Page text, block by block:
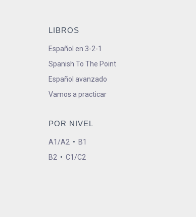
LIBROS
Español en 3-2-1
Spanish To The Point
Español avanzado
Vamos a practicar
POR NIVEL
A1/A2 • B1
B2 • C1/C2